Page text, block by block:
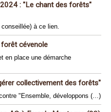
: "Le chant des forêts"
à ce lien.
cévenole
en place une démarche
collectivement des forêts"
"Ensemble, développons (…)